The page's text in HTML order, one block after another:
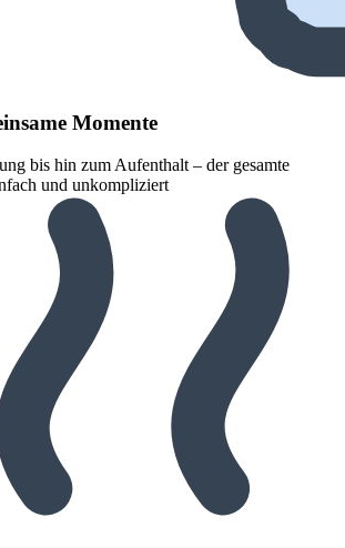
Momente
bis hin zum Aufenthalt – der gesamte
und unkompliziert